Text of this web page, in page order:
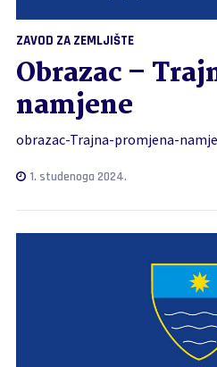
ZAVOD ZA ZEMLJIŠTE
Obrazac –
namjene
obrazac-Trajna-promjena-
1. studenoga 2024.